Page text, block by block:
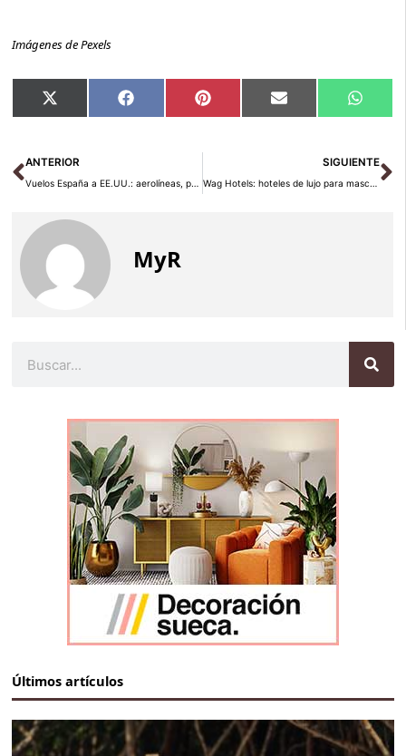
Imágenes de Pexels
Compartir
en
X
(Twitter)
Compartir
en
Facebook Compartir
en
Pinterest Compartir
en
Email
en
Ant
ANTERIOR
Vuelos España a EE.UU.: aerolíneas, precios y consejos 2026
SIGUIENTE
Wag Hotels: hoteles de lujo para mascotas en California
MyR
Últimos artículos